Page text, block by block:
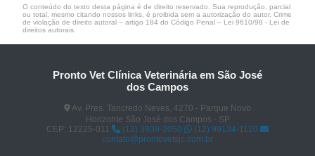
O conteúdo do texto desta página é de direito reservado. Sua reprodução, parcial
ou total, mesmo citando nossos links, é proibida sem a autorização do autor. Crime
de violação de direito autoral – artigo 184 do Código Penal – Lei 9610/98 - Lei de
direitos autorais
Pronto Vet Clínica Veterinária em São José
dos Campos
Av. Pres. Tancredo Neves, 4270 - Parque Novo
Horizonte São José dos Campos - SP
CEP: 12225-011
(12) 3939-2050
(12) 99134-1120
contato@prontovetsjc.com.br